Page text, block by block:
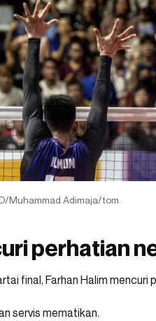
Muhammad Adimaja/tom.
perhatian
final, Farhan Halim mencuri
servis mematikan.